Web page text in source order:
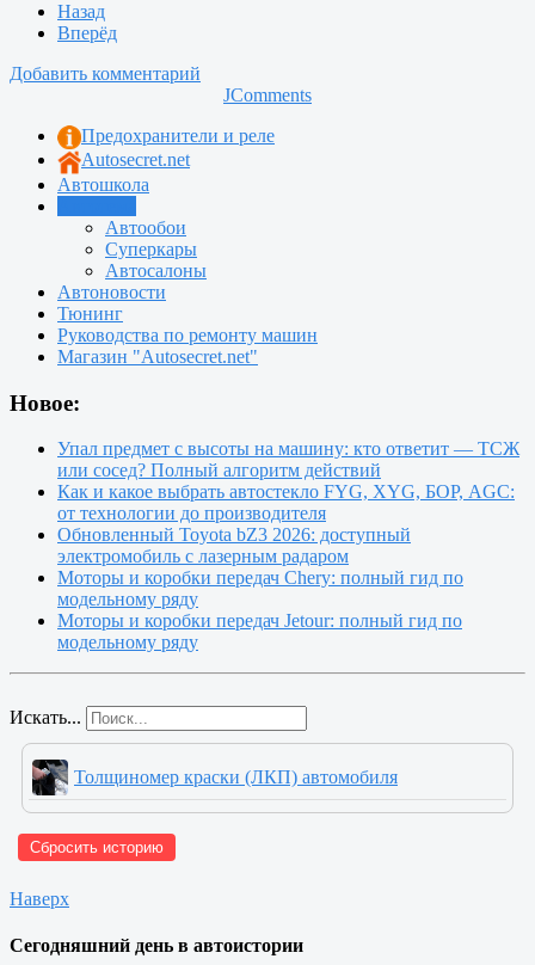
Назад
Вперёд
Добавить комментарий
JComments
Предохранители и реле
Autosecret.net
Автошкола
Автообои
Суперкары
Автосалоны
Автоновости
Тюнинг
Руководства по ремонту машин
Магазин "Autosecret.net"
Новое:
Упал предмет с высоты на машину: кто ответит — ТСЖ
или сосед? Полный алгоритм действий
Как и какое выбрать автостекло FYG, XYG, БОР, AGC:
от технологии до производителя
Обновленный Toyota bZ3 2026: доступный
электромобиль с лазерным радаром
Моторы и коробки передач Chery: полный гид по
модельному ряду
Моторы и коробки передач Jetour: полный гид по
модельному ряду
Искать...
Толщиномер краски (ЛКП) автомобиля
Сбросить историю
Наверх
Сегодняшний день в автоистории